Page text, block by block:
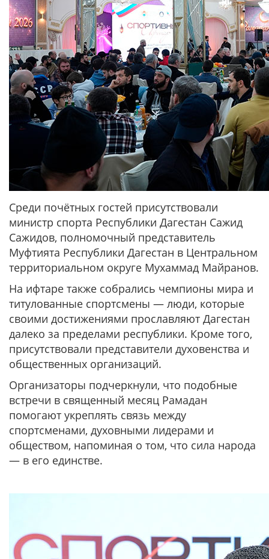
Среди почётных гостей присутствовали
министр спорта Республики Дагестан Сажид
Сажидов, полномочный представитель
Муфтията Республики Дагестан в Центральном
территориальном округе Мухаммад Майранов.
На ифтаре также собрались чемпионы мира и
титулованные спортсмены — люди, которые
своими достижениями прославляют Дагестан
далеко за пределами республики. Кроме того,
присутствовали представители духовенства и
общественных организаций.
Организаторы подчеркнули, что подобные
встречи в священный месяц Рамадан
помогают укреплять связь между
спортсменами, духовными лидерами и
обществом, напоминая о том, что сила народа
— в его единстве.